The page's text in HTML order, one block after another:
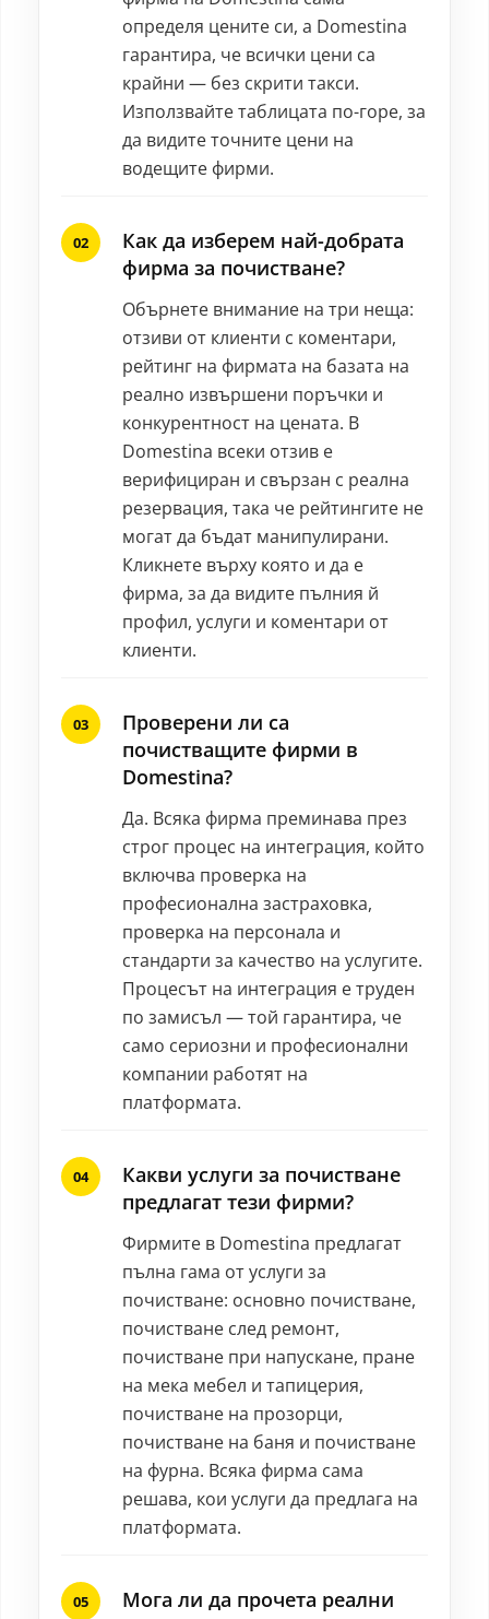
определя цените си, а Domestina
гарантира, че всички цени са
крайни — без скрити такси.
Използвайте таблицата по-горе, за
да видите точните цени на
водещите фирми.
Как да изберем най-добрата
фирма за почистване?
Обърнете внимание на три неща:
отзиви от клиенти с коментари,
рейтинг на фирмата на базата на
реално извършени поръчки и
конкурентност на цената. В
Domestina всеки отзив е
верифициран и свързан с реална
резервация, така че рейтингите не
могат да бъдат манипулирани.
Кликнете върху която и да е
фирма, за да видите пълния й
профил, услуги и коментари от
клиенти.
Проверени ли са
почистващите фирми в
Domestina?
Да. Всяка фирма преминава през
строг процес на интеграция, който
включва проверка на
професионална застраховка,
проверка на персонала и
стандарти за качество на услугите.
Процесът на интеграция е труден
по замисъл — той гарантира, че
само сериозни и професионални
компании работят на
платформата.
Какви услуги за почистване
предлагат тези фирми?
Фирмите в Domestina предлагат
пълна гама от услуги за
почистване: основно почистване,
почистване след ремонт,
почистване при напускане, пране
на мека мебел и тапицерия,
почистване на прозорци,
почистване на баня и почистване
на фурна. Всяка фирма сама
решава, кои услуги да предлага на
платформата.
Мога ли да прочета реални